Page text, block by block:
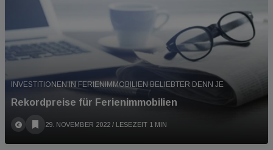
INVESTITIONEN IN FERIENIMMOBILIEN BELIEBTER DENN JE
Rekordpreise für Ferienimmobilien
29. NOVEMBER 2022 / LESEZEIT 1 MIN